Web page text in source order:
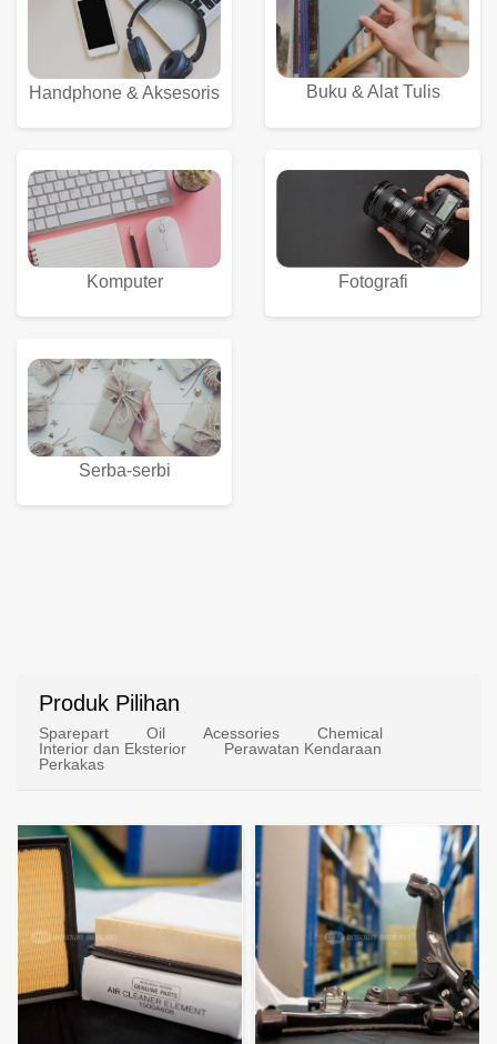
Handphone & Aksesoris Buku & Alat Tulis
Komputer Fotografi
Serba-serbi
Produk Pilihan
Sparepart Oil Acessories
Chemical
Interior dan Eksterior
Perawatan Kendaraan
Perkakas